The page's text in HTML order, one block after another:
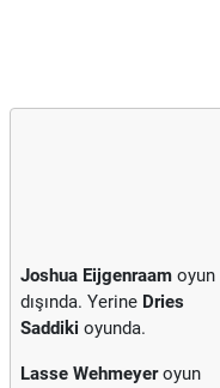
Joshua Eijgenraam oyun
dışında. Yerine Dries
Saddiki oyunda.
Lasse Wehmeyeroyun